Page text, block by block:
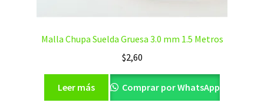
Malla Chupa Suelda Gruesa 3.0 mm 1.5 Metros
$2,60
Leer más Comprar por WhatsApp